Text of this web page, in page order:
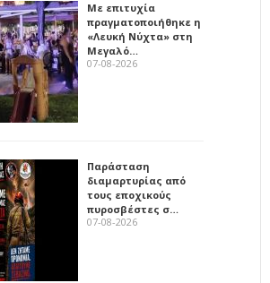
Με επιτυχία
πραγματοποιήθηκε η
«Λευκή Νύχτα» στη
Μεγαλό…
07-08-2026
Παράσταση
διαμαρτυρίας από
τους εποχικούς
πυροσβέστες σ…
07-08-2026